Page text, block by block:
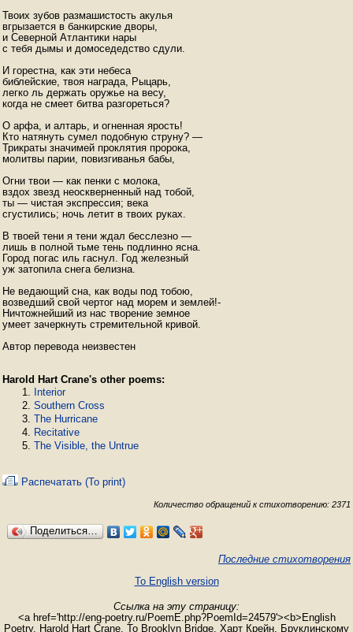
Твоих зубов размашистость акулья
вгрызается в банкирские дворы,
и Северной Атлантики нары
c тебя дымы и домоседедство сдули.
И горестна, как эти небеса
библейские, твоя награда, Рыцарь,
легко ль держать оружье на весу,
когда не смеет битва разгореться?
О арфа, и алтарь, и oгненная ярость!
Кто натянуть сумел подобную струну? —
Трикраты значимей проклятия пророка,
молитвы парии, повизгиванья бабы,
Огни твои — как пенки с молока,
вздох звезд неоскверненный над тобой,
ты — чистая экспрессия; века
сгустились; ночь летит в твоих руках.
В твоей тени я тени ждал бесслезно —
лишь в полной тьме тень подлинно ясна.
Город погас иль гаснул. Год железный
уж затопила снега белизна.
Не ведающий сна, как воды под тобою,
возведший свой чертог над морем и землей!-
Ничтожнейший из нас творение земное
умеет зачеркнуть стремительной кривой.
Автор перевода неизвестен
Harold Hart Crane's other poems:
Interior
Southern Cross
The Hurricane
Recitative
The Visible, the Untrue
Распечатать (To print)
Количество обращений к стихотворению: 2371
Поделиться…
Последние стихотворения
To English version
Ссылка на эту страницу:
<a href='http://eng-poetry.ru/PoemE.php?PoemId=24579'><b>English
Poetry. Harold Hart Crane. To Brooklyn Bridge. Харт Крейн. Бруклинскому